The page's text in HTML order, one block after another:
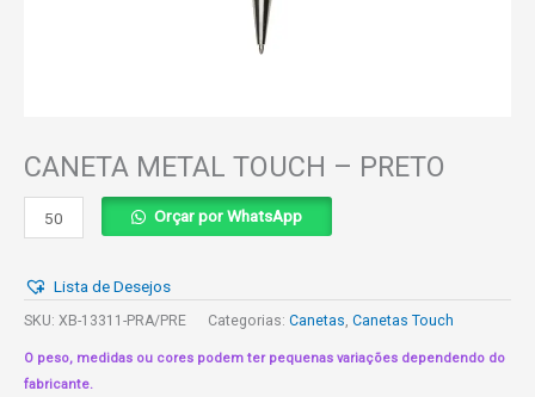
CANETA METAL TOUCH – PRETO
CANETA
METAL
-
PRETO
Orçar por WhatsApp
Lista de Desejos
SKU: XB-13311-PRA/PRE Categorias: Canetas, Canetas Touch
O peso, medidas ou cores podem ter pequenas variações dependendo do
fabricante.